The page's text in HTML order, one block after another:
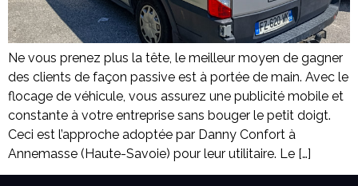
Ne vous prenez plus la tête, le meilleur moyen de gagner
des clients de façon passive est à portée de main. Avec le
flocage de véhicule, vous assurez une publicité mobile et
constante à votre entreprise sans bouger le petit doigt.
Ceci est l’approche adoptée par Danny Confort à
Annemasse (Haute-Savoie) pour leur utilitaire. Le […]